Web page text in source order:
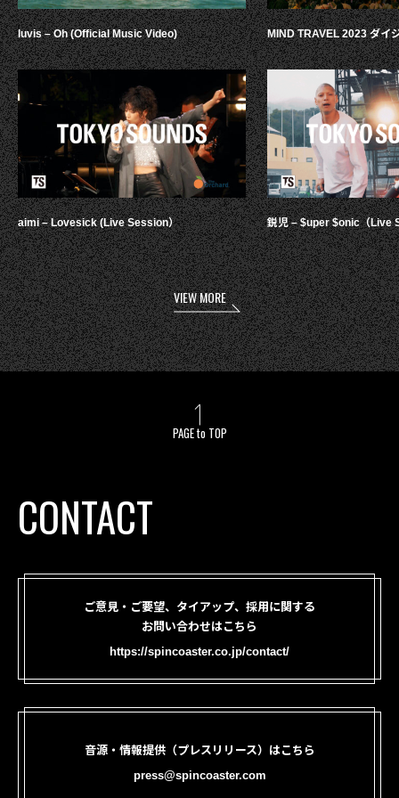
luvis – Oh (Official Music Video)
aimi – Lovesick (Live Session）
MIND TRAVEL 2023 ダイ
鋭児 – $uper $onic（Live
VIEW MORE
PAGE to TOP
CONTACT
ご意見・ご要望、タイアップ、採用に関する
お問い合わせはこちら
https://spincoaster.co.jp/contact/
音源・情報提供（プレスリリース）はこちら
press@spincoaster.com